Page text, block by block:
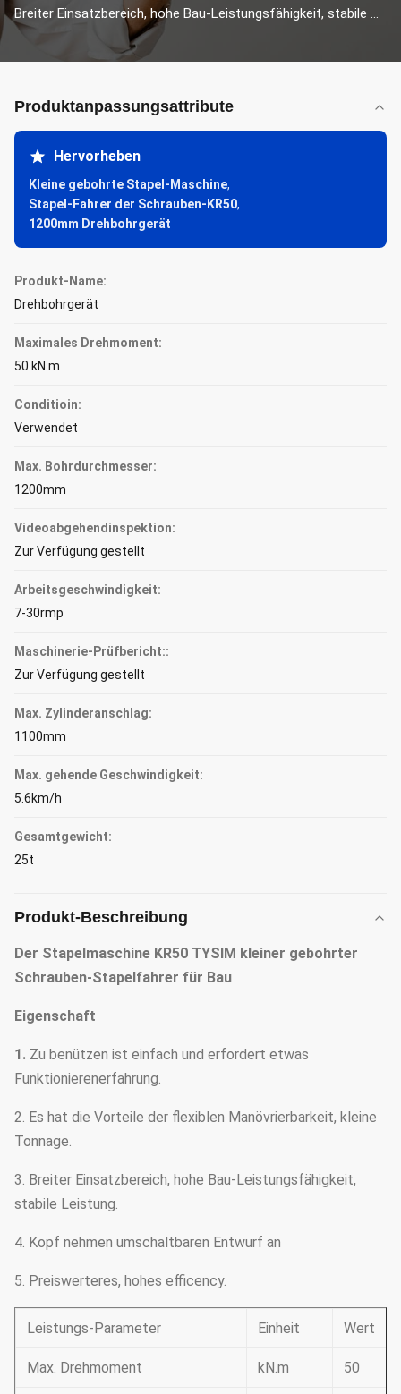
Breiter Einsatzbereich, hohe Bau-Leistungsfähigkeit, stabile ...
Produktanpassungsattribute
Hervorheben
Kleine gebohrte Stapel-Maschine,
Stapel-Fahrer der Schrauben-KR50,
1200mm Drehbohrgerät
Produkt-Name:
Drehbohrgerät
Maximales Drehmoment:
50 kN.m
Conditioin:
Verwendet
Max. Bohrdurchmesser:
1200mm
Videoabgehendinspektion:
Zur Verfügung gestellt
Arbeitsgeschwindigkeit:
7-30rmp
Maschinerie-Prüfbericht::
Zur Verfügung gestellt
Max. Zylinderanschlag:
1100mm
Max. gehende Geschwindigkeit:
5.6km/h
Gesamtgewicht:
25t
Produkt-Beschreibung
Der Stapelmaschine KR50 TYSIM kleiner gebohrter
Schrauben-Stapelfahrer für Bau
Eigenschaft
1. Zu benützen ist einfach und erfordert etwas
Funktionierenerfahrung.
2. Es hat die Vorteile der flexiblen Manövrierbarkeit, kleine
Tonnage.
3. Breiter Einsatzbereich, hohe Bau-Leistungsfähigkeit,
stabile Leistung.
4. Kopf nehmen umschaltbaren Entwurf an
5. Preiswerteres, hohes efficency.
Leistungs-Parameter Einheit Wert
Max. Drehmoment kN.m 50